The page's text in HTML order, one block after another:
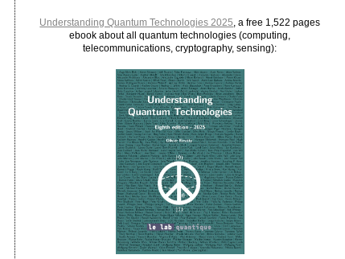
Understanding Quantum Technologies 2025 , a free 1,522 pages
ebook about all quantum technologies (computing,
telecommunications, cryptography, sensing):